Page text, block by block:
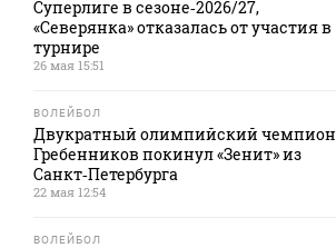
Суперлиге в сезоне‑2026/27,
«Северянка» отказалась от участия в
турнире
26 мая 15:51
ВОЛЕЙБОЛ
Двукратный олимпийский чемпион
Гребенников покинул «Зенит» из
Санкт‑Петербурга
22 мая 12:54
ВОЛЕЙБОЛ